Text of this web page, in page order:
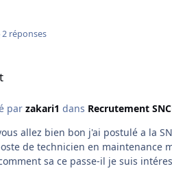
2 réponses
par zakari1 dans Recrutement
allez bien bon j'ai postulé a la
de technicien en maintenance